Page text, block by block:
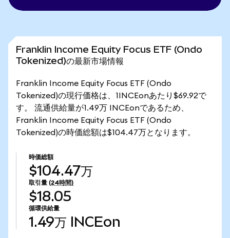
Franklin Income Equity Focus ETF (Ondo
Tokenized)の最新市場情報
Franklin Income Equity Focus ETF (Ondo
Tokenized)の現行価格は、1INCEonあたり$69.92で
す。 流通供給量が1.49万 INCEonであるため、
Franklin Income Equity Focus ETF (Ondo
Tokenized)の時価総額は$104.47万となります。
時価総額
$104.47万
取引量 (24時間)
$18.05
循環供給量
1.49万 INCEon